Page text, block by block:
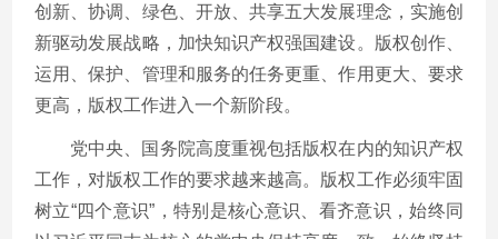
创新、协调、绿色、开放、共享五大发展理念，实施创
新驱动发展战略，加快知识产权强国建设。版权创作、
运用、保护、管理和服务的任务更重、作用更大、要求
更高，版权工作进入一个新阶段。
党中央、国务院高度重视包括版权在内的知识产权
工作，对版权工作的要求越来越高。版权工作必须牢固
树立“四个意识”，特别是核心意识、看齐意识，始终同